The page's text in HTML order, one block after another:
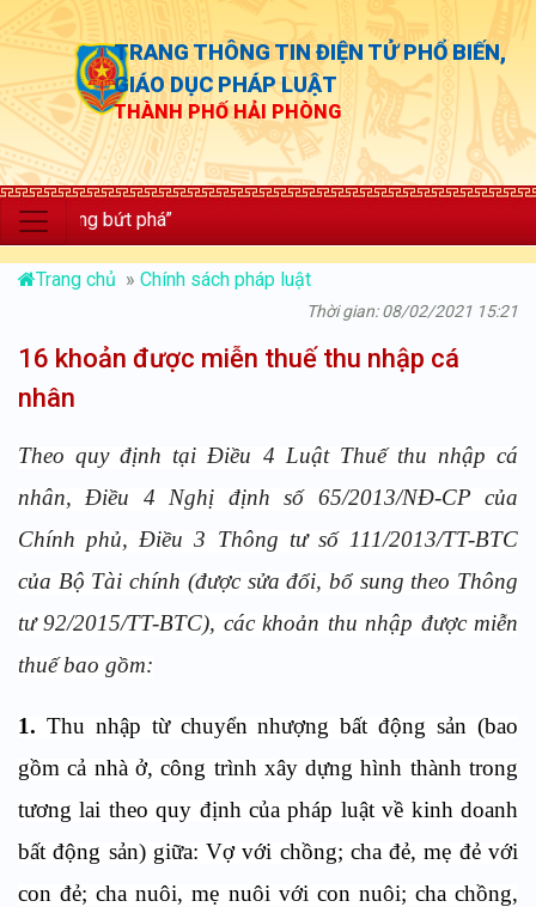
TRANG THÔNG TIN ĐIỆN TỬ PHỔ BIẾN,
GIÁO DỤC PHÁP LUẬT
THÀNH PHỐ HẢI PHÒNG
bứt phá”
Trang chủ » Chính sách pháp luật
Thời gian: 08/02/2021 15:21
16 khoản được miễn thuế thu nhập cá
nhân
Theo quy định tại Điều 4 Luật Thuế thu nhập cá
nhân, Điều 4 Nghị định số 65/2013/NĐ-CP của
Chính phủ, Điều 3 Thông tư số 111/2013/TT-BTC
của Bộ Tài chính (được sửa đổi, bổ sung theo Thông
tư 92/2015/TT-BTC), các khoản thu nhập được miễn
thuế bao gồm:
1. Thu nhập từ chuyển nhượng bất động sản (bao
gồm cả nhà ở, công trình xây dựng hình thành trong
tương lai theo quy định của pháp luật về kinh doanh
bất động sản) giữa: Vợ với chồng; cha đẻ, mẹ đẻ với
con đẻ; cha nuôi, mẹ nuôi với con nuôi; cha chồng,